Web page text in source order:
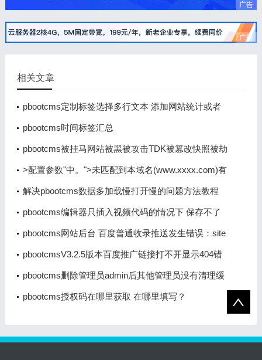
广告
广告
相关文章
pbootcms定制标签选择多行文本 添加网站统计或者
是客服类js代码时出现br换行 导致代码不生效
pbootcms时间标签汇总
pbootcms被挂马网站被黑被攻击TDK被篡改快照被劫
持怎么办的解决办法
>配置参数"中。">未匹配到本域名(www.xxxx.com)有
效授权码，请到PbootCMS官网免费获取，并登录系
统后台填写到"全局配置>>配置参数"中。
解决pbootcms数据多加载慢打开慢的问题方法教程
pbootcms编辑器只插入视频代码的情况下 保存不了
数据
pbootcms网站后台 百度普通收录推送发生错误：site
error
pbootcmsV3.2.5版本百度推广链接打不开显示404错
误页面
pbootcms删除管理员admin后其他管理员没有清理缓
存的权限
pbootcms授权码在哪里获取 在哪里填写？